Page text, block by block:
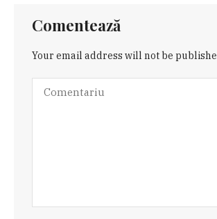
Comentează
Your email address will not be